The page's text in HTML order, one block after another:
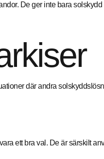
De ger inte bara
där andra
vara ett bra val. De är särskilt